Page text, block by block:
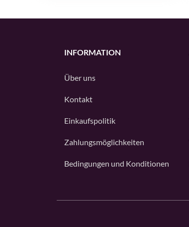
INFORMATION
Über uns
Kontakt
Einkaufspolitik
Zahlungsmöglichkeiten
Bedingungen und Konditionen